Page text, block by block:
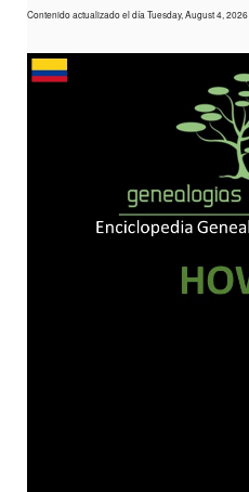
Contenido actualizado el día Tuesday, August 4, 2026